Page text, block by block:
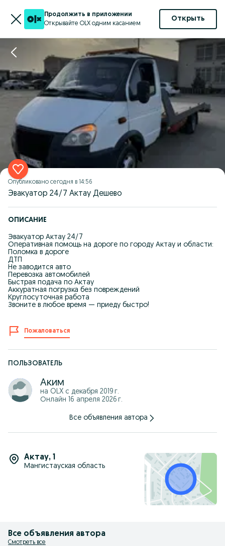
Продолжить в приложении
Открывайте OLX одним касанием
Открыть
Опубликовано сегодня в 14:56
Эвакуатор 24/7 Актау Дешево
ОПИСАНИЕ
Эвакуатор Актау 24/7
Оперативная помощь на дороге по городу Актау и области:
Поломка в дороге
ДТП
Не заводится авто
Перевозка автомобилей
Быстрая подача по Актау
Аккуратная погрузка без повреждений
Круглосуточная работа
Звоните в любое время — приеду быстро!
Пожаловаться
ПОЛЬЗОВАТЕЛЬ
Аким
на OLX с декабря 2019 г.
Онлайн 16 апреля 2026 г.
Все объявления автора
Актау, 1
Мангистауская область
Все объявления автора
Смотреть все